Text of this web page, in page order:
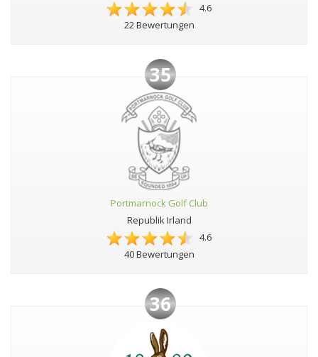
4.6
22 Bewertungen
35
Portmarnock Golf Club
Republik Irland
4.6
40 Bewertungen
36